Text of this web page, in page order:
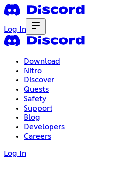
Log In
Download
Nitro
Discover
Quests
Safety
Support
Blog
Developers
Careers
Log In